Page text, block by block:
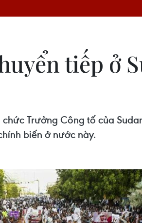
tiếp ở
Trưởng Công tố của
biến ở nước này.